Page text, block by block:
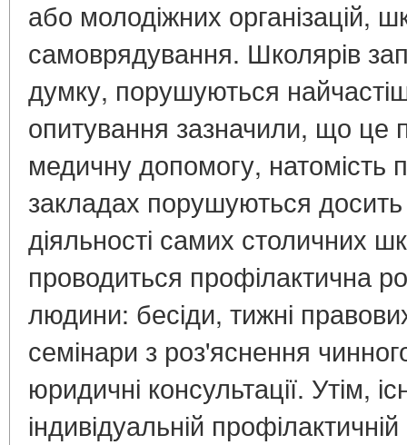
або молодіжних організацій,
самоврядування. Школярів
думку, порушуються
опитування зазначили, що це
медичну допомогу, натомість
закладах порушуються
діяльності самих столичних
проводиться профілактична
людини: бесіди, тижні
семінари з роз'яснення
юридичні консультації. Утім,
індивідуальній